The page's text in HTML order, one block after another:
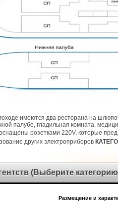
имеются два ресторана на
палубе, гладильная комната,
розетками 220V, которые
других электроприборов
(Выберите
Размещение и